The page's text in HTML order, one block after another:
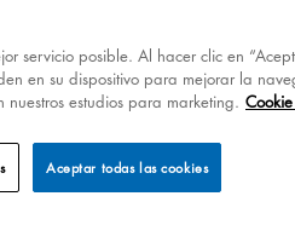
servicio posible. Al hacer clic en
en su dispositivo para mejorar la
estudios para marketing.
Aceptar todas las cookies